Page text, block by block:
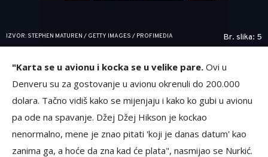
IZVOR: STEPHEN MATUREN / GETTY IMAGES / PROFIMEDIA Br. slika: 5
"Karta se u avionu i kocka se u velike pare. Ovi u
Denveru su za gostovanje u avionu okrenuli do 200.000
dolara. Tačno vidiš kako se mijenjaju i kako ko gubi u avionu
pa ode na spavanje. Džej Džej Hikson je kockao
nenormalno, mene je znao pitati 'koji je danas datum' kao
zanima ga, a hoće da zna kad će plata", nasmijao se Nurkić.